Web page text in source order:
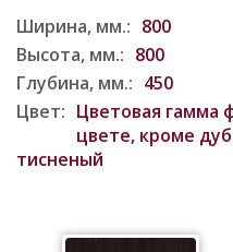
Ширина, мм.: 800
Высота, мм.: 800
Глубина, мм.: 450
Цвет: Цветовая гамма
цвете, кроме
тисненый